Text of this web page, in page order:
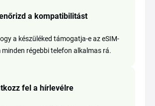
a kompatibilitást
a készüléked támogatja-e az eSIM-
minden régebbi telefon alkalmas rá.
fel a hírlevélre